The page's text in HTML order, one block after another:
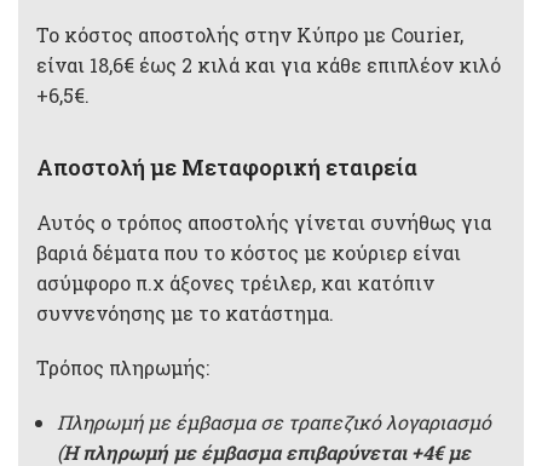
Το κόστος αποστολής στην Κύπρο με Courier,
είναι 18,6€ έως 2 κιλά και για κάθε επιπλέον κιλό
+6,5€.
Αποστολή με Μεταφορική εταιρεία
Αυτός ο τρόπος αποστολής γίνεται συνήθως για
βαριά δέματα που το κόστος με κούριερ είναι
ασύμφορο π.χ άξονες τρέιλερ, και κατόπιν
συννενόησης με το κατάστημα.
Τρόπος πληρωμής:
Πληρωμή με έμβασμα σε τραπεζικό λογαριασμό
(Η πληρωμή με έμβασμα επιβαρύνεται +4€ με